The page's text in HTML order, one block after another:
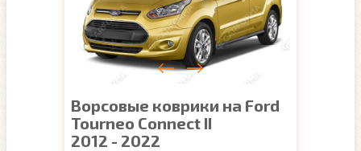
Ворсовые коврики на Ford
Tourneo Connect II
2012 - 2022